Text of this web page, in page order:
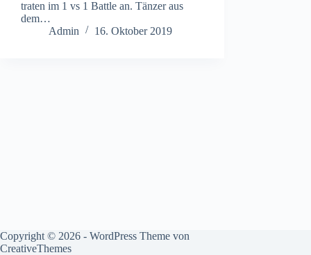
traten im 1 vs 1 Battle an. Tänzer aus
dem…
Admin
16. Oktober 2019
Copyright © 2026 - WordPress Theme von
CreativeThemes